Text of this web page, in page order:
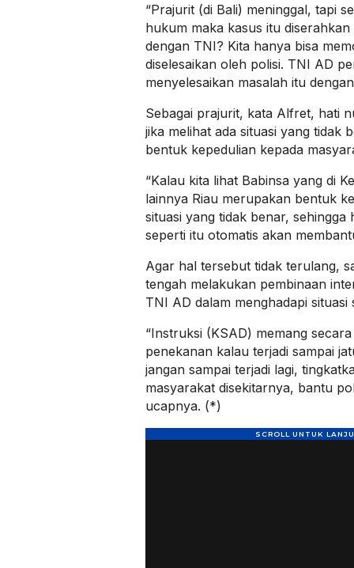
“Prajurit (di Bali) meninggal, tapi
hukum maka kasus itu
dengan TNI? Kita hanya bisa
diselesaikan oleh polisi. TNI AD
menyelesaikan masalah itu
Sebagai prajurit, kata Alfret, hati
jika melihat ada situasi yang tidak
bentuk kepedulian kepada
“Kalau kita lihat Babinsa yang di
lainnya Riau merupakan bentuk
situasi yang tidak benar,
seperti itu otomatis akan
Agar hal tersebut tidak terulang,
tengah melakukan pembinaan
TNI AD dalam menghadapi situasi
“Instruksi (KSAD) memang
penekanan kalau terjadi sampai
jangan sampai terjadi lagi,
masyarakat disekitarnya, bantu
ucapnya. (*)